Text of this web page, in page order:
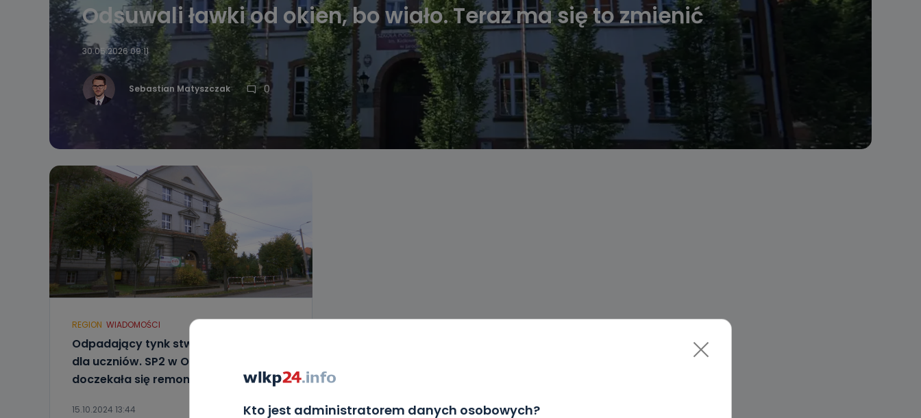
Kto jest administratorem danych osobowych?
Odsuwali ławki od okien, bo wiało. Teraz ma się to zmienić
30.05.2026 09:11
Sebastian Matyszczak 0
REGION WIADOMOŚCI
Odpadający tynk stwarzał zagrożenie
dla uczniów. SP2 w Ostrzeszowie
doczekała się remontu
15.10.2024 13:44